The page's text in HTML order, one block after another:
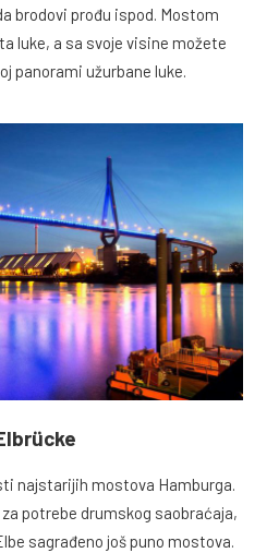
brodovi prođu ispod. Mostom
luke, a sa svoje visine možete
panorami užurbane luke.
najstarijih mostova Hamburga.
za potrebe drumskog saobraćaja,
sagrađeno još puno mostova.